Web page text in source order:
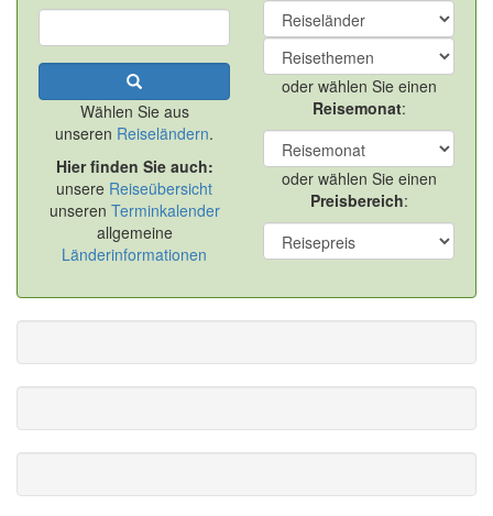
Wählen Sie aus
unseren Reiseländern.
Hier finden Sie auch:
unsere Reiseübersicht
unseren Terminkalender
allgemeine
Länderinformationen
oder wählen Sie einen
Reisemonat:
oder wählen Sie einen
Preisbereich: